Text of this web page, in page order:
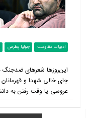
ادبیات مقاومت
جولیا پطرس
این‌روزها شعرهای ضدجنگ
جای خالی شهدا و
عروسی یا وقت رفتن به